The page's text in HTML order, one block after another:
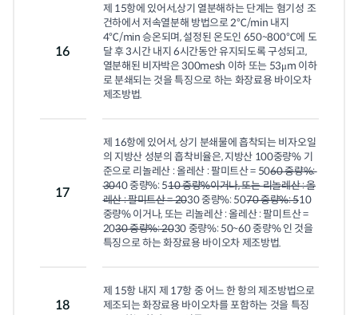
16
제 15항에 있어서,상기 열분해하는 단계는 혐기성 조
건하에서 저속열분해 방법으로 2℃/min 내지
4℃/min 승온되며, 설정된 온도인 650~800℃에 도
달 후 3시간 내지 6시간동안 유지되도록 구성되고,
열분해된 비자박은 300mesh 이하 또는 53μm 이하
로 분쇄되는 것을 특징으로 하는 화장료용 바이오차
제조방법.
17
제 16항에 있어서, 상기 분쇄물에 흡착되는 비자오일
의 지방산 성분의 흡착비율은, 지방산 100중량% 기
준으로 리놀레산 : 올레산 : 팔미트산 = 5060 중량%:
3040 중량%: 510 중량%이거나, 또는 리놀레산 : 올
레산 : 팔미트산 = 2030 중량%: 5070 중량%: 510
중량% 이거나, 또는 리놀레산 : 올레산 : 팔미트산 =
2030 중량%: 2030 중량%: 50~60 중량% 인 것을
특징으로 하는 화장료용 바이오차 제조방법.
18
제 15항 내지 제 17항 중 어느 한 항의 제조방법으로
제조되는 화장료용 바이오차를 포함하는 것을 특징